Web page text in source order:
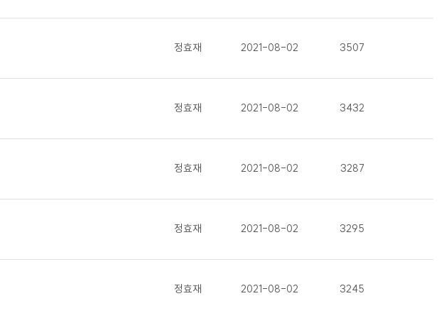
정효재 2021-08-02 3507
정효재 2021-08-02 3432
정효재 2021-08-02 3287
정효재 2021-08-02 3295
정효재 2021-08-02 3245